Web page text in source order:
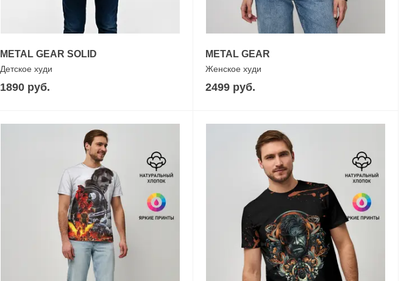
METAL GEAR SOLID
Детское худи
1890 руб.
METAL GEAR
Женское худи
2499 руб.